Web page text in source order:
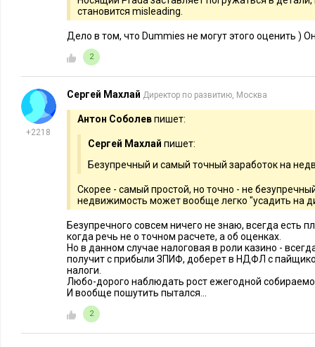
становится misleading.
Дело в том, что Dummies не могут этого оценить )
2
+2218
Сергей Махлай Директор по развитию, Москва
Антон Соболевпишет:
Сергей Махлай пишет:
Безупречный и самый точный заработок на
Скорее - самый простой, но точно - не
недвижимость может вообще легко "усадить на
Безупречного совсем ничего не знаю, всегда есть
когда речь не о точном расчете, а об оценках.
Но в данном случае налоговая в роли казино -
получит с прибыли ЗПИФ, доберет в НДФЛ с
налоги.
Любо-дорого наблюдать рост ежегодной
И вообще пошутить пытался...
2